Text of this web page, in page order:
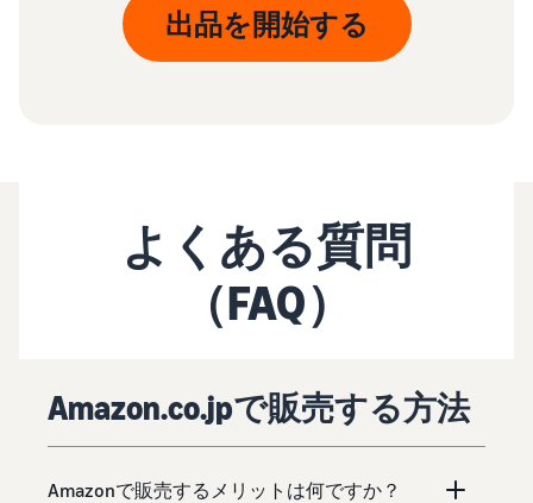
出品を開始する
よくある質問
（FAQ）
Amazon.co.jpで販売する方法
Amazonで販売するメリットは何ですか？